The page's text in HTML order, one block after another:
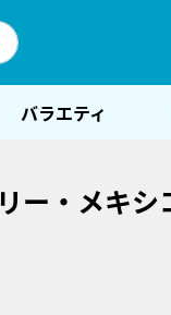
バラエティ
ー・メキ